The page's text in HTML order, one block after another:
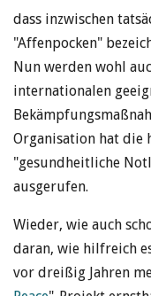
dass inzwischen
"Affenpocken"
Nun werden wohl
internationalen
Organisation hat die
"gesundheitliche
ausgerufen.
Wieder, wie auch
daran, wie hilfreich
vor dreißig Jahren